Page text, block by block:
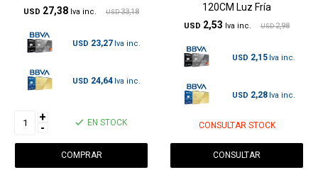
USD 27,38 USD 33,18
USD 23,27
USD 24,64
+
- EN STOCK
120CM Luz Fría
USD 2,53 USD 2,98
USD 2,15
USD 2,28
CONSULTAR STOCK
CONSULTAR